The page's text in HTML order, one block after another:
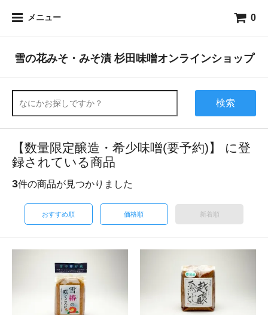
メニュー 0
雪の花みそ・みそ漬 杉田味噌オンラインショップ
検索
【数量限定醸造・希少味噌(要予約)】 に登
録されている商品
3件の商品が見つかりました
おすすめ順 価格順 新着順